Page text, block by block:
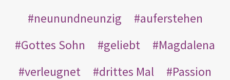
neunundneunzig
auferstehen
Gottes Sohn
geliebt
Magdalena
verleugnet
drittes Mal
Passion